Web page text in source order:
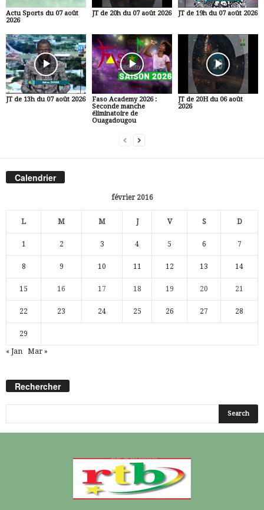
Actu Sports du 07 août
2026
JT de 20h du 07 août 2026 JT de 19h du 07 août 2026
JT de 13h du 07 août 2026
Faso Academy 2026 :
Seconde manche
éliminatoire de
Ouagadougou
JT de 20H du 06 août
2026
Calendrier
février 2016
L M M J V S D
1 2 3 4 5 6 7
8 9 10 11 12 13 14
15 16 17 18 19 20 21
22 23 24 25 26 27 28
29
« Jan Mar »
Rechercher